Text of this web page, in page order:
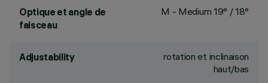
Optique et angle de
faisceau
M - Medium 19° / 18°
Adjustability
rotation et inclinaison
haut/bas